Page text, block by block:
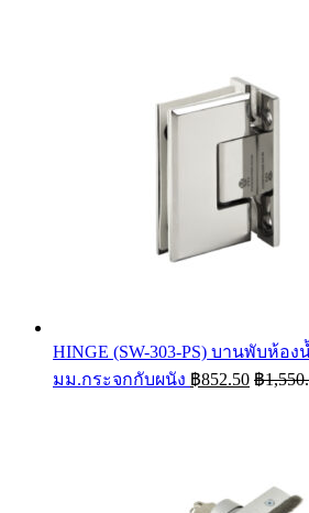
HINGE (SW-303-PS) บานพับห้อ
มม.กระจกกับผนัง ฿852.50 ฿